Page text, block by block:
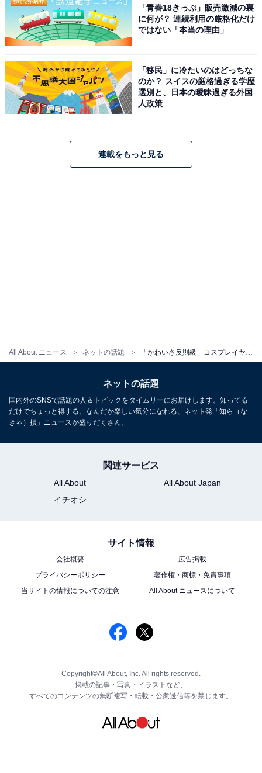
All About ニュース ネットの話題
「青春18きっぷ」販売激減の裏
に何が？ 連続利用の厳格化だけ
ではない「本当の理由」
「移民」に冷たいのはどっちな
のか？ スイスの厳格過ぎる学歴
選別と、日本の曖昧過ぎる外国
人政策
連載をもっと見る
ネットの話題
国内外のSNSで話題の人＆トピックをタイムリーにお届けします。知ってる
だけでちょっと得する、なんだか楽しい気分になれる、ネット発「知ら（な
きゃ）損」ニュースが盛りだくさん。
関連サービス
All About
All About Japan
イチオシ
サイト情報
会社概要
広告掲載
プライバシーポリシー
著作権・商標・免責事項
当サイトの情報についての注意
All About ニュースについて
Copyright©All About, Inc. All rights reserved.
掲載の記事・写真・イラストなど、
すべてのコンテンツの無断複写・転載・公衆送信等を禁じます。